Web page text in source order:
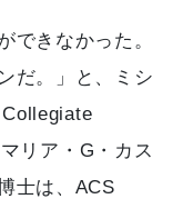
できなかった。
だ。」と、ミシ
リア・G・カス
士は、ACS